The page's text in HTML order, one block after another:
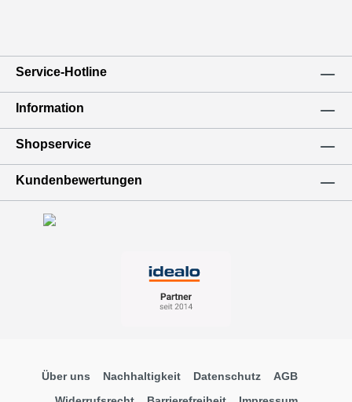
Service-Hotline
Information
Shopservice
Kundenbewertungen
Über uns Nachhaltigkeit Datenschutz
AGB